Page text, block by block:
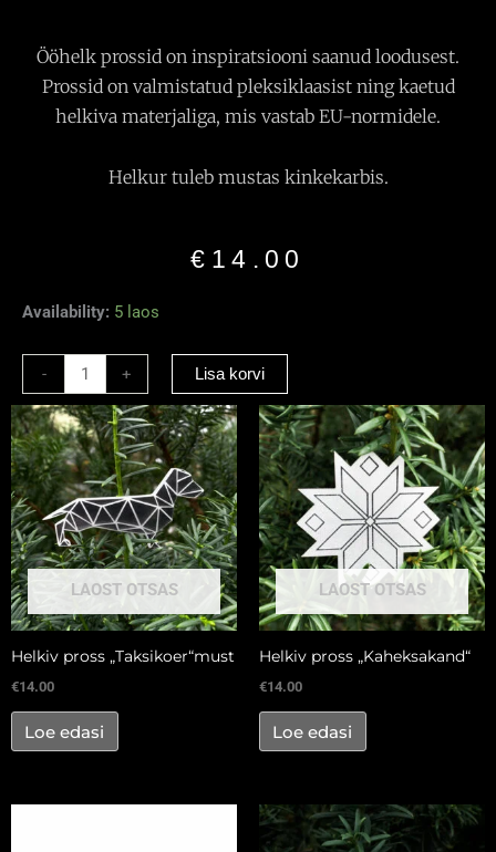
Ööhelk prossid on inspiratsiooni saanud loodusest.
Prossid on valmistatud pleksiklaasist ning kaetud
helkiva materjaliga, mis vastab EU-normidele.
Helkur tuleb mustas kinkekarbis.
€ 14.00
Availability: 5 laos
-
Helkiv
muster
1”
must
kogus
+ Lisa korvi
LAOST OTSAS
Helkiv pross „Taksikoer“must
€14.00
Loe edasi
LAOST OTSAS
Helkiv pross „Kaheksakand“
€14.00
Loe edasi